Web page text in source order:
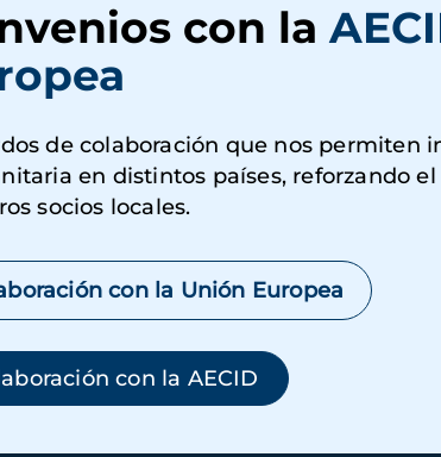
con la
de colaboración que nos permiten
en distintos países, reforzando
socios locales.
con la Unión Europea
con la AECID